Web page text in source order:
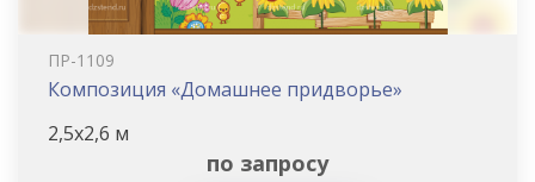
ПР-1109
Композиция «Домашнее придворье»
2,5х2,6 м
по запросу